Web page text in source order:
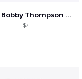
Shine - Bobby Thompson Band Merch
$7